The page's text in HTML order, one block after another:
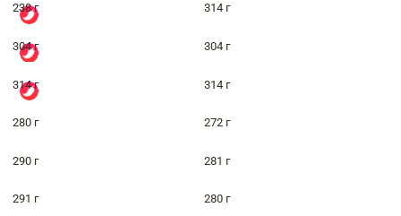
238 г 314 г
304 г 304 г
314 г 314 г
280 г 272 г
290 г 281 г
291 г 280 г